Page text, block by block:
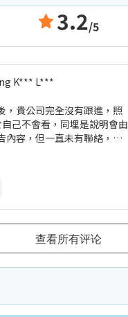
3.2/5
K*** L***
，貴公司完全沒有跟進，照
己不會看，同埋是說明會由
內容，但一直未有聯絡，多
亦只為我填寫幫我跟進，最
亦頻繁致電幾次電話，最
跟你說一句睇份報告OK既不
感覺做了身體檢查後亦不了
查看所有评论